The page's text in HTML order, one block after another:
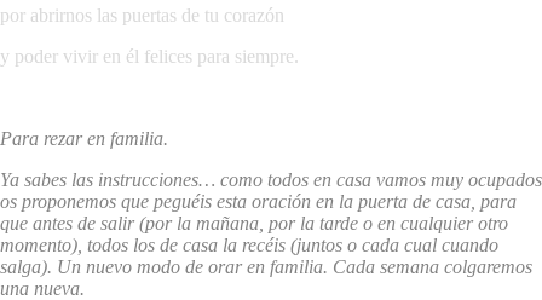
por abrirnos las puertas de tu corazón
y poder vivir en él felices para siempre.
Para rezar en familia.
Ya sabes las instrucciones… como todos en casa vamos muy ocupados
os proponemos que peguéis esta oración en la puerta de casa, para
que antes de salir (por la mañana, por la tarde o en cualquier otro
momento), todos los de casa la recéis (juntos o cada cual cuando
salga). Un nuevo modo de orar en familia. Cada semana colgaremos
una nueva.